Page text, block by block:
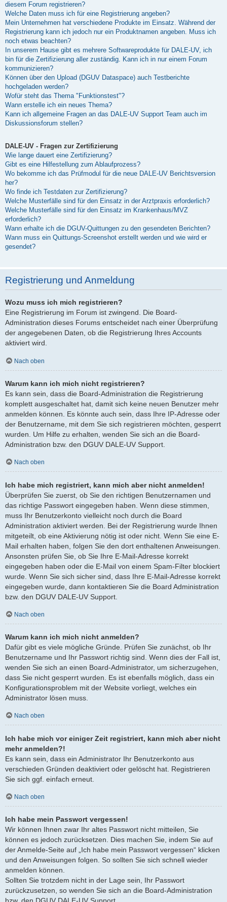
diesem Forum registrieren?
Welche Daten muss ich für eine Registrierung angeben?
Mein Unternehmen hat verschiedene Produkte im Einsatz. Während der
Registrierung kann ich jedoch nur ein Produktnamen angeben. Muss ich
noch etwas beachten?
In unserem Hause gibt es mehrere Softwareprodukte für DALE-UV, ich
bin für die Zertifizierung aller zuständig. Kann ich in nur einem Forum
kommunizieren?
Können über den Upload (DGUV Dataspace) auch Testberichte
hochgeladen werden?
Wofür steht das Thema "Funktionstest"?
Wann erstelle ich ein neues Thema?
Kann ich allgemeine Fragen an das DALE-UV Support Team auch im
Diskussionsforum stellen?
DALE-UV - Fragen zur Zertifizierung
Wie lange dauert eine Zertifizierung?
Gibt es eine Hilfestellung zum Ablaufprozess?
Wo bekomme ich das Prüfmodul für die neue DALE-UV Berichtsversion
her?
Wo finde ich Testdaten zur Zertifizierung?
Welche Musterfälle sind für den Einsatz in der Arztpraxis erforderlich?
Welche Musterfälle sind für den Einsatz im Krankenhaus/MVZ
erforderlich?
Wann erhalte ich die DGUV-Quittungen zu den gesendeten Berichten?
Wann muss ein Quittungs-Screenshot erstellt werden und wie wird er
gesendet?
Registrierung und Anmeldung
Wozu muss ich mich registrieren?
Eine Registrierung im Forum ist zwingend. Die Board-
Administration dieses Forums entscheidet nach einer Überprüfung
der angegebenen Daten, ob die Registrierung Ihres Accounts
aktiviert wird.
Nach oben
Warum kann ich mich nicht registrieren?
Es kann sein, dass die Board-Administration die Registrierung
komplett ausgeschaltet hat, damit sich keine neuen Benutzer mehr
anmelden können. Es könnte auch sein, dass Ihre IP-Adresse oder
der Benutzername, mit dem Sie sich registrieren möchten, gesperrt
wurden. Um Hilfe zu erhalten, wenden Sie sich an die Board-
Administration bzw. den DGUV DALE-UV Support.
Nach oben
Ich habe mich registriert, kann mich aber nicht anmelden!
Überprüfen Sie zuerst, ob Sie den richtigen Benutzernamen und
das richtige Passwort eingegeben haben. Wenn diese stimmen,
muss Ihr Benutzerkonto vielleicht noch durch die Board
Administration aktiviert werden. Bei der Registrierung wurde Ihnen
mitgeteilt, ob eine Aktivierung nötig ist oder nicht. Wenn Sie eine E-
Mail erhalten haben, folgen Sie den dort enthaltenen Anweisungen.
Ansonsten prüfen Sie, ob Sie Ihre E-Mail-Adresse korrekt
eingegeben haben oder die E-Mail von einem Spam-Filter blockiert
wurde. Wenn Sie sich sicher sind, dass Ihre E-Mail-Adresse korrekt
eingegeben wurde, dann kontaktieren Sie die Board Administration
bzw. den DGUV DALE-UV Support.
Nach oben
Warum kann ich mich nicht anmelden?
Dafür gibt es viele mögliche Gründe. Prüfen Sie zunächst, ob Ihr
Benutzername und Ihr Passwort richtig sind. Wenn dies der Fall ist,
wenden Sie sich an einen Board-Administrator, um sicherzugehen,
dass Sie nicht gesperrt wurden. Es ist ebenfalls möglich, dass ein
Konfigurationsproblem mit der Website vorliegt, welches ein
Administrator lösen muss.
Nach oben
Ich habe mich vor einiger Zeit registriert, kann mich aber nicht
mehr anmelden?!
Es kann sein, dass ein Administrator Ihr Benutzerkonto aus
verschieden Gründen deaktiviert oder gelöscht hat. Registrieren
Sie sich ggf. einfach erneut.
Nach oben
Ich habe mein Passwort vergessen!
Wir können Ihnen zwar Ihr altes Passwort nicht mitteilen, Sie
können es jedoch zurücksetzen. Dies machen Sie, indem Sie auf
der Anmelde-Seite auf „Ich habe mein Passwort vergessen“ klicken
und den Anweisungen folgen. So sollten Sie sich schnell wieder
anmelden können.
Sollten Sie trotzdem nicht in der Lage sein, Ihr Passwort
zurückzusetzen, so wenden Sie sich an die Board-Administration